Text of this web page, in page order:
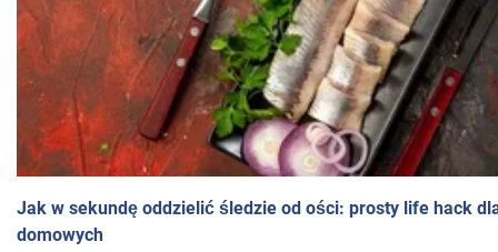
Jak w sekundę oddzielić śledzie od ości: prosty life hack
domowych